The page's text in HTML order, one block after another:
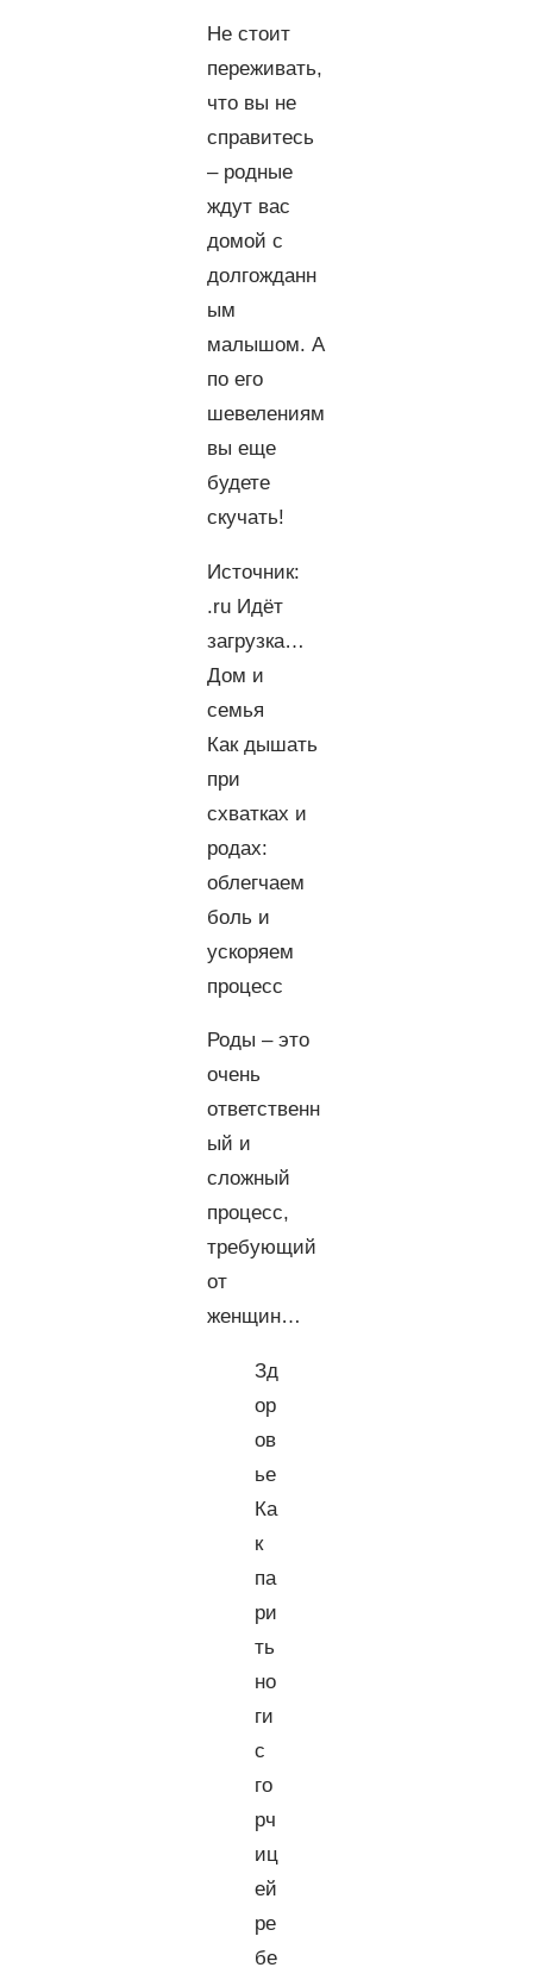
Не стоит
переживать,
что вы не
справитесь
– родные
ждут вас
домой с
долгожданн
ым
малышом. А
по его
шевелениям
вы еще
будете
скучать!
Источник:
.ru Идёт
загрузка…
Дом и
семья
Как дышать
при
схватках и
родах:
облегчаем
боль и
ускоряем
процесс
Роды – это
очень
ответственн
ый и
сложный
процесс,
требующий
от
женщин…
Зд
ор
ов
ье
Ка
к
па
ри
ть
но
ги
с
го
рч
иц
ей
ре
бе